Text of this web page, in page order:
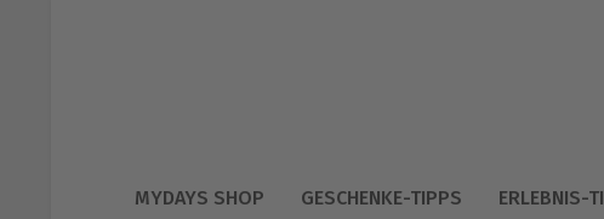
MYDAYS SHOP GESCHENKE-TIPPS ERLEBNIS-